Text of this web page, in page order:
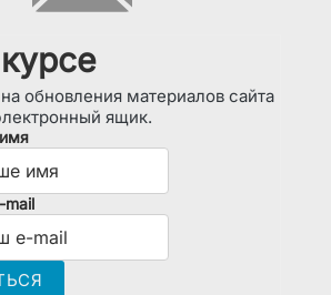
обновления материалов сайта
ящик.